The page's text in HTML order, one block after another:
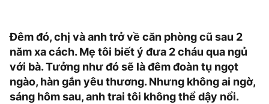
Đêm đó, chị và anh trở về căn phòng cũ sau 2
năm xa cách. Mẹ tôi biết ý đưa 2 cháu qua ngủ
với bà. Tưởng như đó sẽ là đêm đoàn tụ ngọt
ngào, hàn gắn yêu thương. Nhưng không ai ngờ,
sáng hôm sau, anh trai tôi không thể dậy nổi.